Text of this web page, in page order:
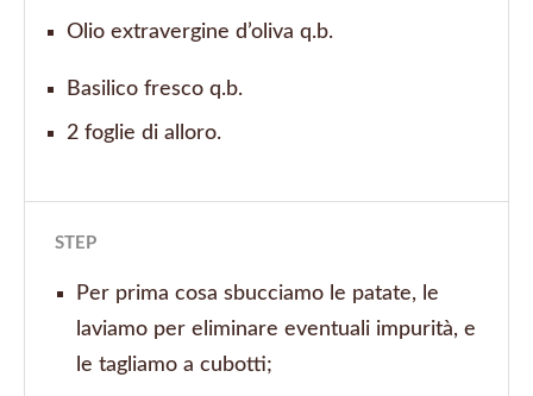
O lio extravergine d’oliva q.b.
Basilico fresco q.b.
2 foglie di alloro.
STEP
Per prima cosa sbucciamo le patate, le
laviamo per eliminare eventuali impurità, e
le tagliamo a cubotti;